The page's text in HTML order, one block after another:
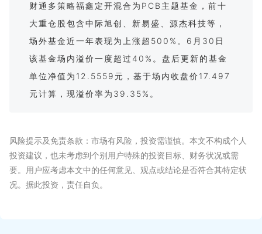
财通多策略福鑫定开混合为PCB主题基金，前十
大重仓股包含中际旭创、新易盛、源杰科技等，
场外基金近一年表现为上涨超500%。6月30日
该基金场内溢价一度超过40%。盘后更新的基金
单位净值为12.5559元，基于场内收盘价17.497
元计算，现溢价率为39.35%。
风险提示及免责条款：市场有风险，投资需谨慎。本文不构成个人
投资建议，也未考虑到个别用户特殊的投资目标、财务状况或需
要。用户应考虑本文中的任何意见、观点或结论是否符合其特定状
况。据此投资，责任自负。